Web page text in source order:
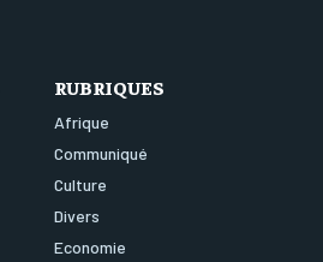
RUBRIQUES
Afrique
Communiqué
Culture
Divers
Economie